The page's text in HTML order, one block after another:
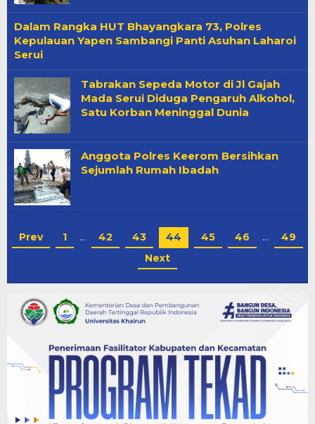
Dalam Rangka HUT Bhayangkara 73, Polres
Kepulauan Yapen Sambangi Panti Asuhan Laharoi
Serui
Tabrakan Sepeda Motor di Jl Gajah
Mada Serui Diduga Pengaruh Alkohol,
Satu Korban Meninggal Dunia
Anggota Polres Keerom Bersihkan
Sejumlah Rumah Ibadah
Prev 1 … 42 43 44 45 46 …
49
Next